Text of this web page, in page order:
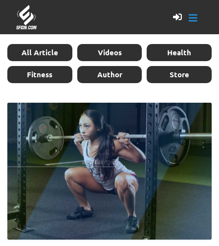
All Article Videos Health
Fitness Author Store